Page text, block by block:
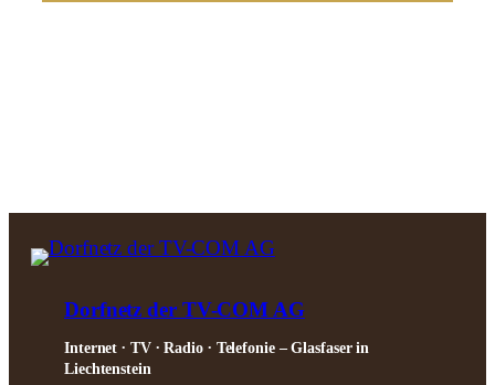
Dorfnetz der TV-COM AG
Internet ∙ TV ∙ Radio ∙ Telefonie – Glasfaser in
Liechtenstein